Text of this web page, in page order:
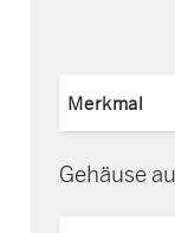
Merkmal
Gehäuse